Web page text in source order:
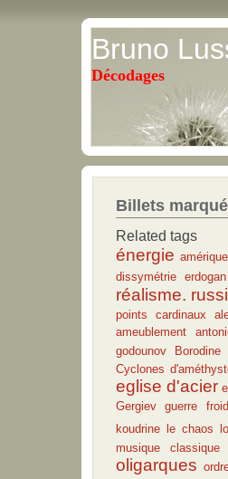
Bruno
Décodages
Billets
Related tags
énergie amérique
dissymétrie erdogan
réalisme.
points cardinaux
ameublement
godounov
Borodine
Cyclones
eglise d'acier
Gergiev
guerre
koudrine
le chaos
musique classique
oligarques